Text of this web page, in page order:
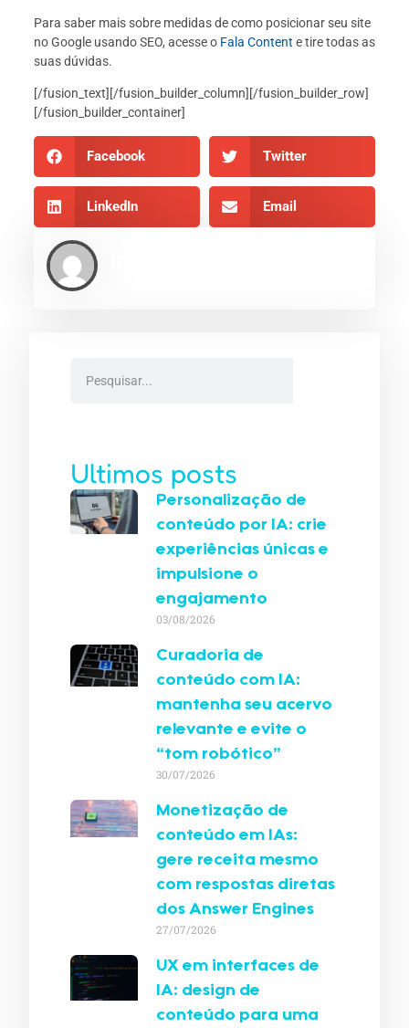
Para saber mais sobre medidas de como posicionar seu site
no Google usando SEO, acesse o Fala Content e tire todas as
suas dúvidas.
[/fusion_text][/fusion_builder_column][/fusion_builder_row]
[/fusion_builder_container]
Facebook Twitter
LinkedIn Email
Ultimos posts
Personalização de
conteúdo por IA: crie
experiências únicas e
impulsione o
engajamento
03/08/2026
Curadoria de
conteúdo com IA:
mantenha seu acervo
relevante e evite o
“tom robótico”
30/07/2026
Monetização de
conteúdo em IAs:
gere receita mesmo
com respostas diretas
dos Answer Engines
27/07/2026
UX em interfaces de
IA: design de
conteúdo para uma